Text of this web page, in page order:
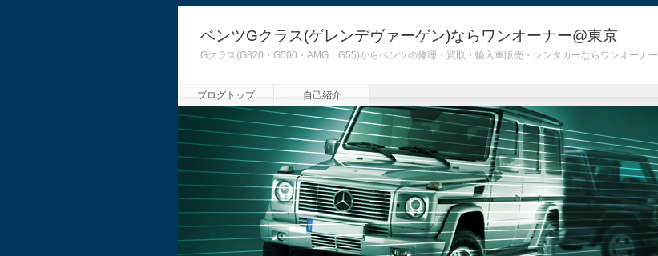
ベンツGクラス(ゲレンデヴァーゲン)ならワンオーナー@東京
Gクラス(G320・G500・AMG G55)からベンツの修理・買取・輸入車販売・レンタカーならワンオーナー
ブログトップ 自己紹介